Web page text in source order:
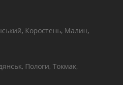
Коростень, Малин,
Пологи, Токмак,